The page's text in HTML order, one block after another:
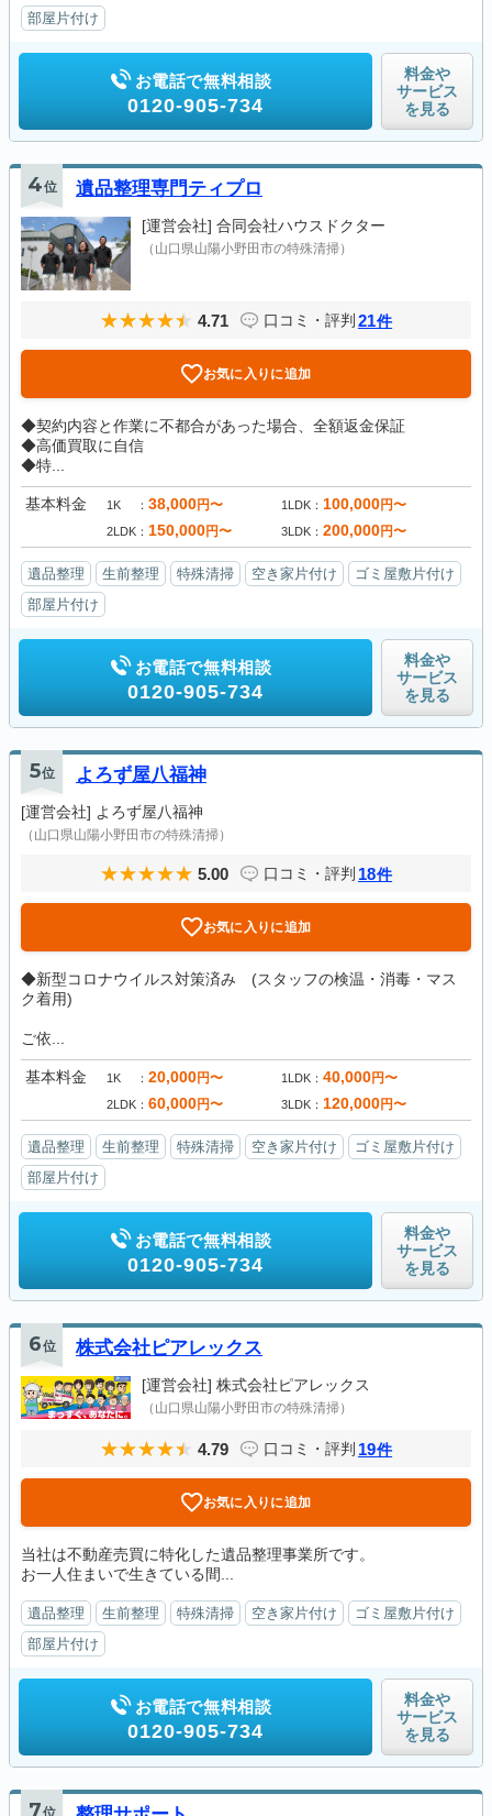
部屋片付け
お電話で無料相談
0120-905-734
料金や
サービス
を見る
4位 遺品整理専門ティプロ
[運営会社] 合同会社ハウスドクター
（山口県山陽小野田市の特殊清掃）
4.71 口コミ・評判 21件
お気に入りに追加
◆契約内容と作業に不都合があった場合、全額返金保証
◆高価買取に自信
◆特...
基本料金 1K 38,000円〜 1LDK 100,000円〜
2LDK 150,000円〜 3LDK 200,000円〜
遺品整理 生前整理 特殊清掃 空き家片付け
ゴミ屋敷片付け
部屋片付け
お電話で無料相談
0120-905-734
料金や
サービス
を見る
5位 よろず屋八福神
[運営会社] よろず屋八福神
（山口県山陽小野田市の特殊清掃）
5.00 口コミ・評判 18件
お気に入りに追加
◆新型コロナウイルス対策済み (スタッフの検温・消毒・マス
ク着用)
ご依...
基本料金 1K 20,000円〜 1LDK 40,000円〜
2LDK 60,000円〜 3LDK 120,000円〜
遺品整理 生前整理 特殊清掃 空き家片付け
ゴミ屋敷片付け
部屋片付け
お電話で無料相談
0120-905-734
料金や
サービス
を見る
6位 株式会社ピアレックス
[運営会社] 株式会社ピアレックス
（山口県山陽小野田市の特殊清掃）
4.79 口コミ・評判 19件
お気に入りに追加
当社は不動産売買に特化した遺品整理事業所です。
お一人住まいで生きている間...
遺品整理 生前整理 特殊清掃 空き家片付け
ゴミ屋敷片付け
部屋片付け
お電話で無料相談
0120-905-734
料金や
サービス
を見る
7位